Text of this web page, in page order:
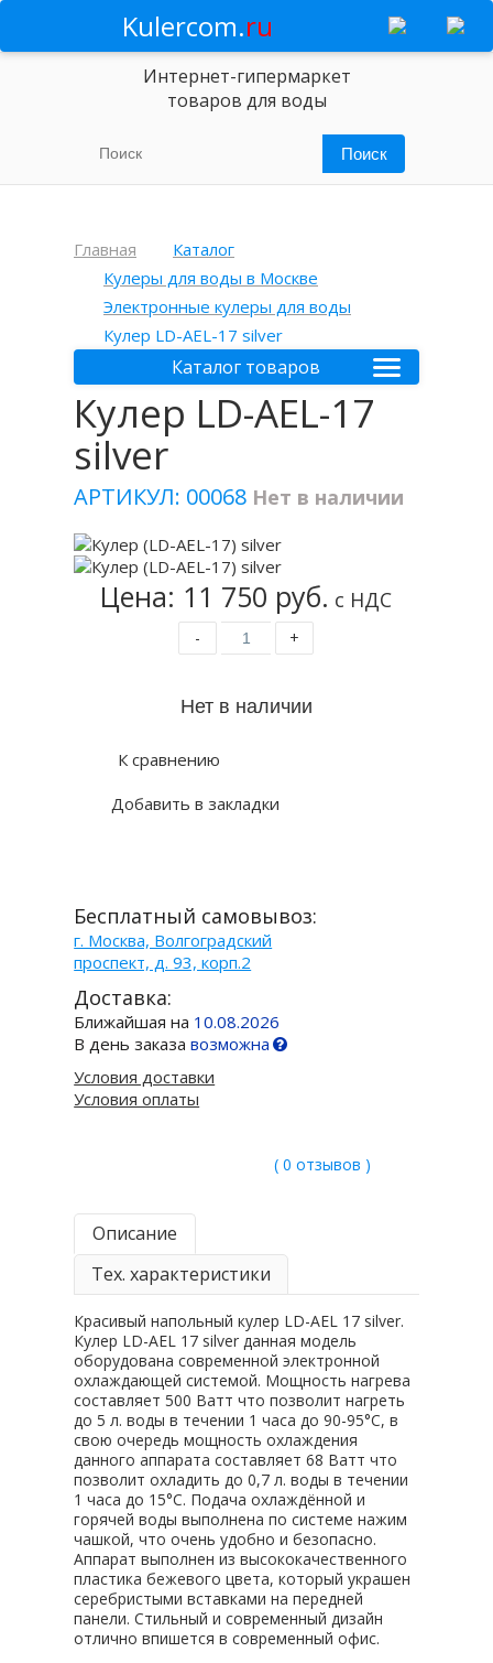
Kulercom.ru
Интернет-гипермаркет
товаров для воды
Главная
Каталог
Кулеры для воды в Москве
Электронные кулеры для воды
Кулер LD-AEL-17 silver
Каталог товаров
Кулер LD-AEL-17
silver
АРТИКУЛ: 00068 Нет в наличии
Цена: 11 750 руб. с НДС
- +
К сравнению
Добавить в закладки
Бесплатный самовывоз:
г. Москва, Волгоградский
проспект, д. 93, корп.2
Доставка:
Ближайшая на 10.08.2026
В день заказавозможна
Условия доставки
Условия оплаты
( 0 отзывов )
Описание
Тех. характеристики
Красивый напольный кулер LD-AEL 17 silver.
Кулер LD-AEL 17 silver данная модель
оборудована современной электронной
охлаждающей системой. Мощность нагрева
составляет 500 Ватт что позволит нагреть
до 5 л. воды в течении 1 часа до 90-95°C, в
свою очередь мощность охлаждения
данного аппарата составляет 68 Ватт что
позволит охладить до 0,7 л. воды в течении
1 часа до 15°C. Подача охлаждённой и
горячей воды выполнена по системе нажим
чашкой, что очень удобно и безопасно.
Аппарат выполнен из высококачественного
пластика бежевого цвета, который украшен
серебристыми вставками на передней
панели. Стильный и современный дизайн
отлично впишется в современный офис.